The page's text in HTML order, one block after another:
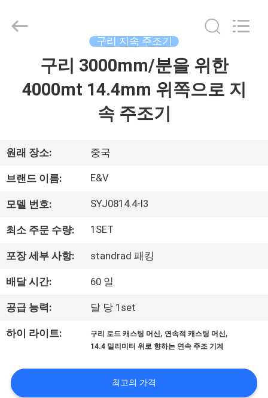
회
사
소
공
장
여
2026
Reserved.
구리 지속 주조기
구리 3000mm/분을 위한
4000mt 14.4mm 위쪽으로 지
속 주조기
원래 장소: 중국
브랜드 이름: E&V
모델 번호: SYJ0814.4-I3
최소 주문 수량: 1SET
포장 세부 사항: standrad 패킹
배달 시간: 60 일
공급 능력: 달 당 1set
하이 라이트: 구리 로드 캐스팅 머신, 연속적 캐스팅 머신,
14.4 밀리미터 위로 향하는 연속 주조 기계
최고의 가격